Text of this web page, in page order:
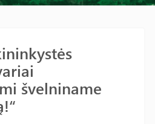
švelniname